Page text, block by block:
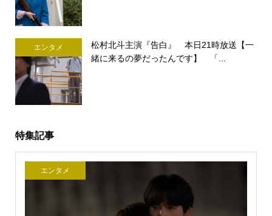
エンタメ
松村北斗主演『告白』 本日21時放送【一
緒に来るの夢だったんです】 「...
特集記事
エンタメ